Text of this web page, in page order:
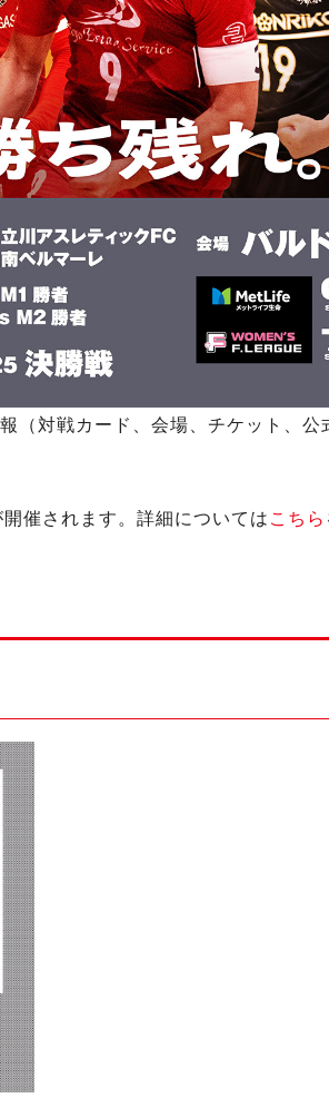
対戦カード、会場、チケット、
催されます。詳細については こちら